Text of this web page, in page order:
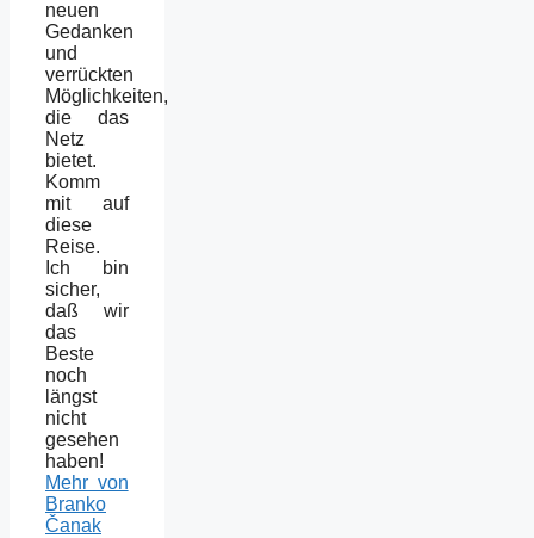
neuen
Gedanken
und
verrückten
Möglichkeiten,
die das
Netz
bietet.
Komm
mit auf
diese
Reise.
Ich bin
sicher,
daß wir
das
Beste
noch
längst
nicht
gesehen
haben!
Mehr von
Branko
Čanak